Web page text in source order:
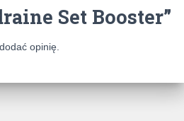
Set Booster”
opinię.